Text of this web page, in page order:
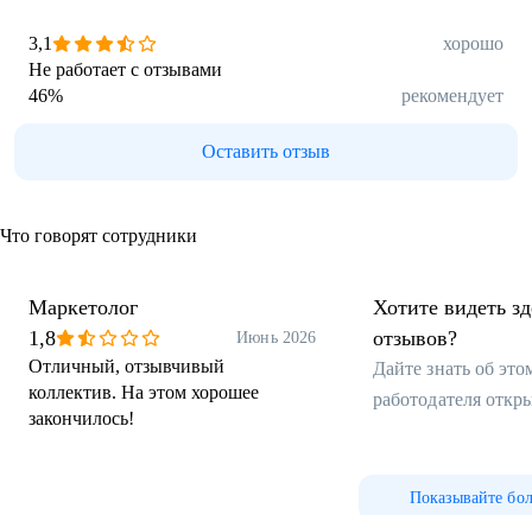
3,1
хорошо
Не работает с отзывами
46% рекомендует
Оставить отзыв
Что говорят сотрудники
Маркетолог
1,8
Июнь 2026
Отличный, отзывчивый
коллектив. На этом хорошее
закончилось!
Хотите видеть
отзывов?
Дайте знать об
работодателя
Показывайте